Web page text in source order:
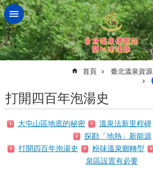
跳到主要內容區塊
首頁 臺北溫泉資源
打開四百年泡湯史
大屯山區地底的秘密 溫泉法新里程碑
探勘「地熱」新能源
打開四百年泡湯史
粉味溫泉鄉轉型
泉區設置有必要